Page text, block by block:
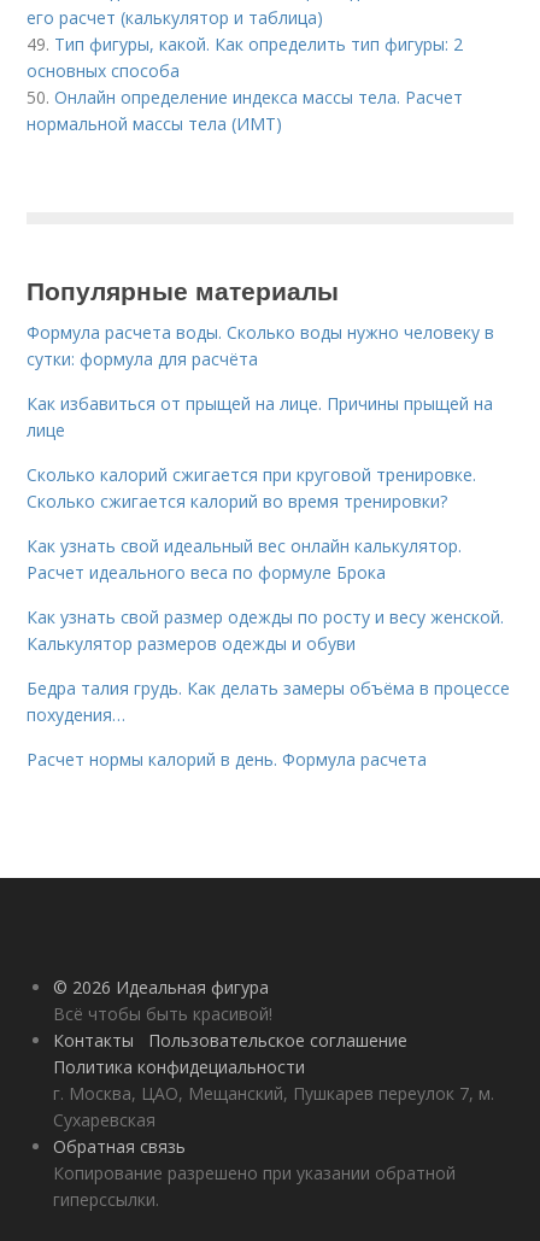
его расчет (калькулятор и таблица)
49. Тип фигуры, какой. Как определить тип фигуры: 2
основных способа
50.Онлайн определение индекса массы тела. Расчет
нормальной массы тела (ИМТ)
Популярные материалы
Формула расчета воды. Сколько воды нужно человеку в
сутки: формула для расчёта
Как избавиться от прыщей на лице. Причины прыщей на
лице
Сколько калорий сжигается при круговой тренировке.
Сколько сжигается калорий во время тренировки?
Как узнать свой идеальный вес онлайн калькулятор.
Расчет идеального веса по формуле Брока
Как узнать свой размер одежды по росту и весу женской.
Калькулятор размеров одежды и обуви
Бедра талия грудь. Как делать замеры объёма в процессе
похудения…
Расчет нормы калорий в день. Формула расчета
© 2026 Идеальная фигура
Всё чтобы быть красивой!
Контакты
Пользовательское соглашение
Политика конфидециальности
г. Москва, ЦАО, Мещанский, Пушкарев переулок 7, м.
Сухаревская
Обратная связь
Копирование разрешено при указании обратной
гиперссылки.